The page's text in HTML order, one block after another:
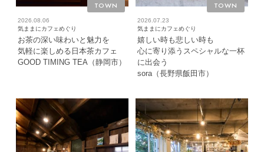
2026.08.06
TOWN
気ままにカフェめぐり
お茶の深い味わいと魅力を
気軽に楽しめる日本茶カフェ
GOOD TIMING TEA（静岡市）
2026.07.23
TOWN
気ままにカフェめぐり
嬉しい時も悲しい時も
心に寄り添うスペシャルな一杯
に出会う
sora（長野県飯田市）